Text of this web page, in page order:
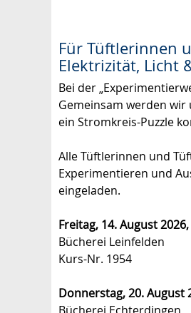
Für Tüftlerinnen
Elektrizität, Licht
Bei der
Gemeinsam werden wir
ein Stromkreis-Puzzle
Alle Tüftlerinnen und
Experimentieren und
eingeladen.
Freitag, 14. August
Bücherei Leinfelden
Kurs-Nr. 1954
Donnerstag, 20. August